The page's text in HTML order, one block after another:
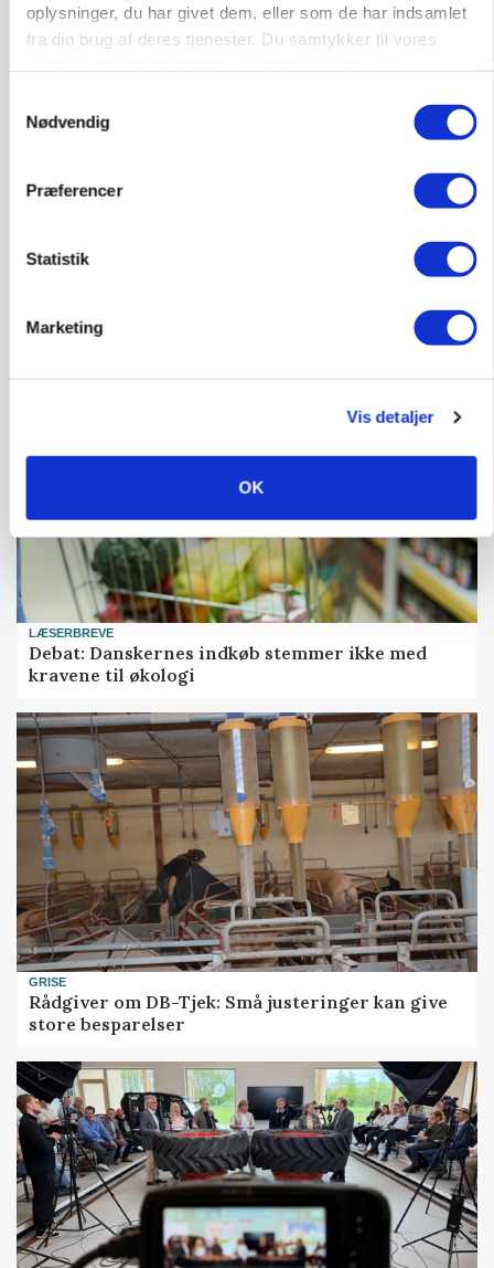
oplysninger, du har givet dem, eller som de har indsamlet
fra din brug af deres tjenester. Du samtykker til vores
Nødvendig
Præferencer
Statistik
Marketing
Vis detaljer
OK
Kalve
LÆSERBREVE
Debat: Danskernes indkøb stemmer ikke med
kravene til økologi
GRISE
Rådgiver om DB-Tjek: Små justeringer kan give
store besparelser